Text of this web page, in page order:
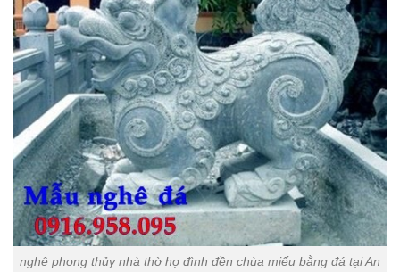
nghê phong thủy nhà thờ họ đình đền chùa miếu bằng đá tại An